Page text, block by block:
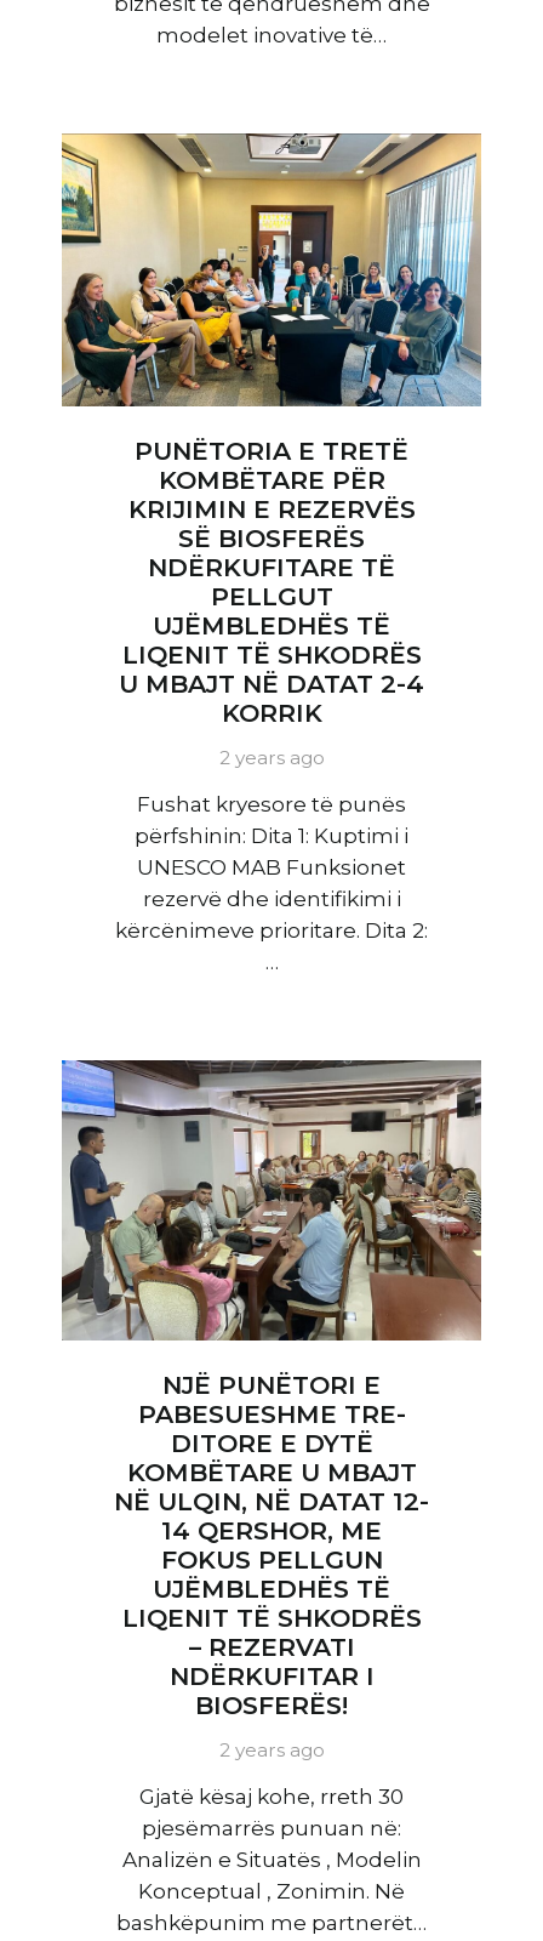
modelet inovative të…
PUNËTORIA E TRETË
KOMBËTARE PËR
KRIJIMIN E REZERVËS
SË BIOSFERËS
NDËRKUFITARE TË
PELLGUT
UJËMBLEDHËS TË
LIQENIT TË SHKODRËS
U MBAJT NË DATAT 2-4
KORRIK
2 years ago
Fushat kryesore të punës
përfshinin: Dita 1: Kuptimi i
UNESCO MAB Funksionet
rezervë dhe identifikimi i
kërcënimeve prioritare. Dita 2:
…
NJË PUNËTORI E
PABESUESHME TRE-
DITORE E DYTË
KOMBËTARE U MBAJT
NË ULQIN, NË DATAT 12-
14 QERSHOR, ME
FOKUS PELLGUN
UJËMBLEDHËS TË
LIQENIT TË SHKODRËS
– REZERVATI
NDËRKUFITAR I
BIOSFERËS!
2 years ago
Gjatë kësaj kohe, rreth 30
pjesëmarrës punuan në:
Analizën e Situatës , Modelin
Konceptual , Zonimin. Në
bashkëpunim me partnerët…